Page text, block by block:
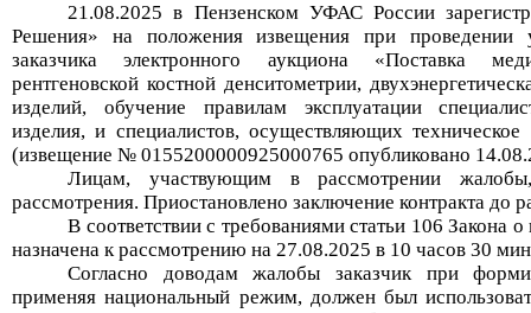
21.08.2025 в Пензенском УФАС России
Решения» на положения извещения при
заказчикаэлектронного аукциона «Поставка
рентгеновской костной денситометрии,
изделий, обучение правилам эксплуатации
изделия, и специалистов, осуществляющих
(извещение № 0155200000925000765 опубликовано
Лицам, участвующим в рассмотрении
рассмотрения. Приостановлено заключение контракта до
В соответствии с требованиями статьи 106 Закона о
назначена к рассмотрению на 27.08.2025 в 10 часов 30
Согласно доводам
жалобызаказчик
при
применяя национальный режим, должен был